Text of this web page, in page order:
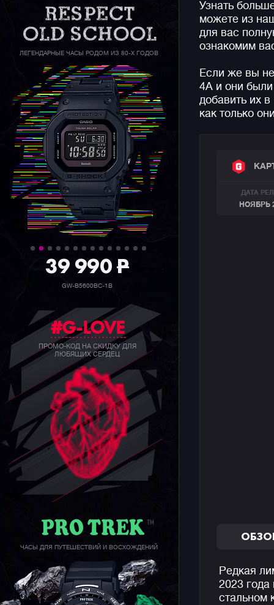
ЛЕГЕНДАРНЫЕ ЧАСЫ РОДОМ ИЗ 80-Х ГОДОВ
39 990P
GW-B5600BC-1B
#G-LOVE
ПРОМО-КОД НА СКИДКУ ДЛЯ
ЛЮБЯЩИХ СЕРДЕЦ
ЧАСЫ ДЛЯ ПУТЕШЕСТВИЙ И ВОСХОЖДЕНИЙ
Узнать
можете из
для вас
ознакомим
Если же вы
4A и они
добавить их
как только
ДАТА
НОЯБРЬ
Редкая
2023
стальном